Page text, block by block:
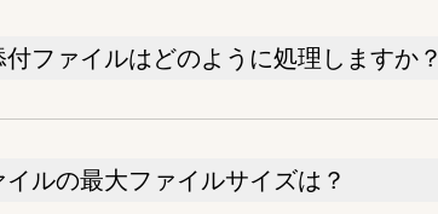
付ファイルはどのように処理しますか？
ルの最大ファイルサイズは？